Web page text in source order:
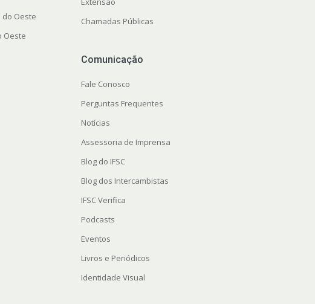
do Oeste
Oeste
Chamadas Públicas
Comunicação
Fale Conosco
Perguntas Frequentes
Notícias
Assessoria de Imprensa
Blog do IFSC
Blog dos Intercambistas
IFSC Verifica
Podcasts
Eventos
Livros e Periódicos
Identidade Visual